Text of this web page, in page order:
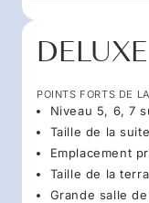
POINTS FORTS DE
Niveau 5, 6, 7
Taille de la
Emplacement
Taille de la
Grande salle